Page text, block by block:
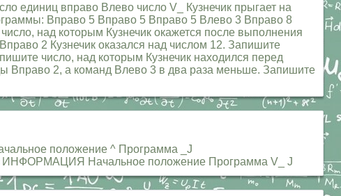
единиц вправо Влево число V_ Кузнечик прыгает на
Вправо 5 Вправо 5 Вправо 5 Влево 3 Вправо 8
над которым Кузнечик окажется после выполнения
2 Кузнечик оказался над числом 12. Запишите
число, над которым Кузнечик находился перед
Вправо 2, а команд Влево 3 в два раза меньше. Запишите
положение ^ Программа _J
Начальное положение Программа V_ J